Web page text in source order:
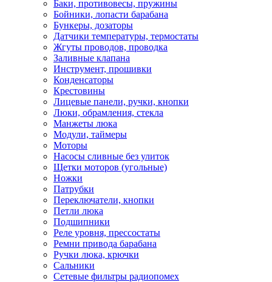
Баки, противовесы, пружины
Бойники, лопасти барабана
Бункеры, дозаторы
Датчики температуры, термостаты
Жгуты проводов, проводка
Заливные клапана
Инструмент, прошивки
Конденсаторы
Крестовины
Лицевые панели, ручки, кнопки
Люки, обрамления, стекла
Манжеты люка
Модули, таймеры
Моторы
Насосы сливные без улиток
Щетки моторов (угольные)
Ножки
Патрубки
Переключатели, кнопки
Петли люка
Подшипники
Реле уровня, прессостаты
Ремни привода барабана
Ручки люка, крючки
Сальники
Сетевые фильтры радиопомех